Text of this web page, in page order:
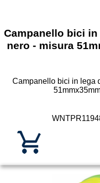
Campanello bici
nero - misura
Campanello bici in lega